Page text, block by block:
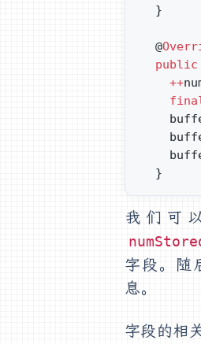
  }
  @
  public
    ++
  }
我们可
字段。随
息。
字段的相